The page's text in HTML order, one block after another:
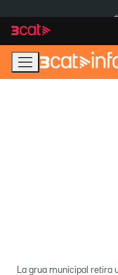
navegació
principal
contingut
La grua municipal retira